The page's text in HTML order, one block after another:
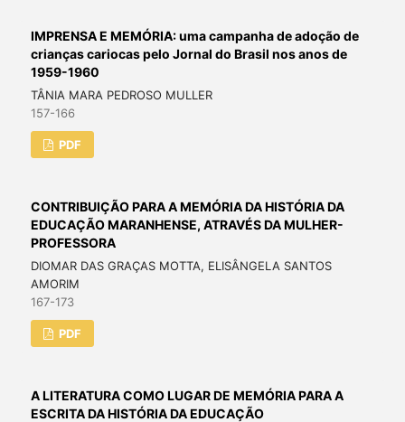
IMPRENSA E MEMÓRIA: uma campanha de adoção de
crianças cariocas pelo Jornal do Brasil nos anos de
1959-1960
TÂNIA MARA PEDROSO MULLER
157-166
PDF
CONTRIBUIÇÃO PARA A MEMÓRIA DA HISTÓRIA DA
EDUCAÇÃO MARANHENSE, ATRAVÉS DA MULHER-
PROFESSORA
DIOMAR DAS GRAÇAS MOTTA, ELISÂNGELA SANTOS
AMORIM
167-173
PDF
A LITERATURA COMO LUGAR DE MEMÓRIA PARA A
ESCRITA DA HISTÓRIA DA EDUCAÇÃO